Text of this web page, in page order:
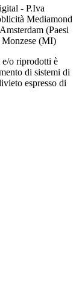
- P.Iva
Mediamond
(Paesi
(MI)
e/o riprodotti è
di sistemi di
espresso di